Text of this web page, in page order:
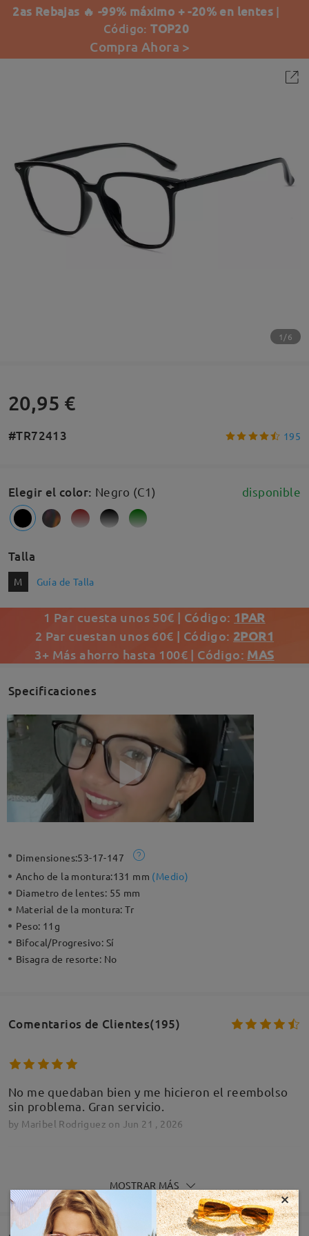
2as Rebajas 🔥 -99% máximo + -20% en lentes |
Código:TOP20
Compra Ahora >
1/6
20,95 €
#TR72413 195
Elegir el color: Negro (C1) disponible
Talla
M Guía de Talla
1 Par cuesta unos 50€ | Código: 1PAR
2 Par cuestan unos 60€ | Código: 2POR1
3+ Más ahorro hasta 100€ | Código: MAS
Specificaciones
Dimensiones:53-17-147
Ancho de la montura:131 mm (Medio)
Diametro de lentes: 55 mm
Material de la montura:Tr
Peso: 11g
Bifocal/Progresivo: Sí
Bisagra de resorte: No
Comentarios de Clientes(195)
No me quedaban bien y me hicieron el reembolso
sin problema. Gran servicio.
by Maribel Rodriguez on Jun 21 , 2026
Perfecto
by Rocio Delgado Ortizon May 10 , 2026
MOSTRAR MÁS
×